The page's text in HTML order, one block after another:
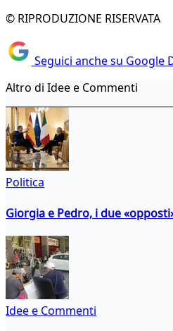
© RIPRODUZIONE RISERVATA
Seguici anche su Google
Altro di Idee e Commenti
Politica
Giorgia e Pedro, i due
Idee e Commenti